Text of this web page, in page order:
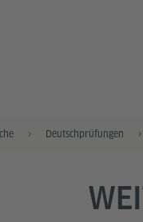
Deutschprüfungen